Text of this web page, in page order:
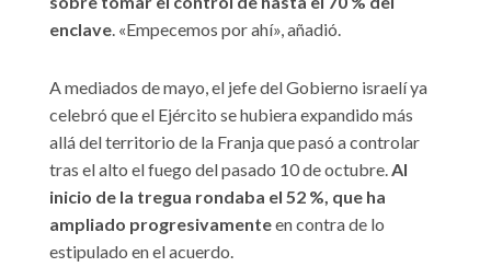
enclave. «Empecemos por ahí», añadió.
A mediados de mayo, el jefe del Gobierno israelí ya
celebró que el Ejército se hubiera expandido más
allá del territorio de la Franja que pasó a controlar
tras el alto el fuego del pasado 10 de octubre.Al
inicio de la tregua rondaba el 52 %, que ha
ampliado progresivamenteen contra de lo
estipulado en el acuerdo.